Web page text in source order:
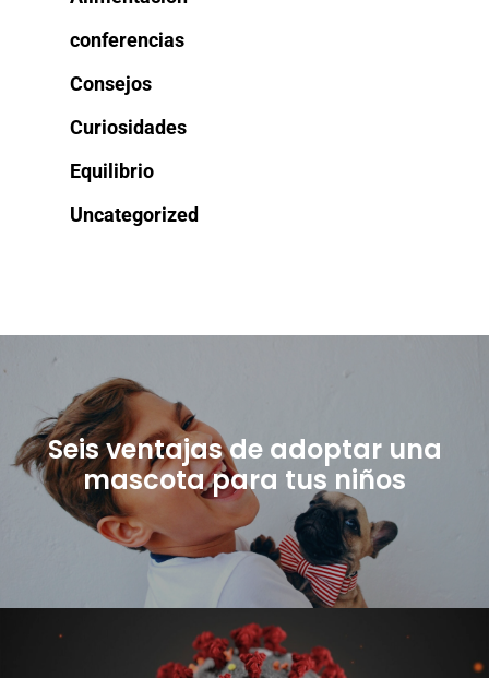
conferencias
Consejos
Curiosidades
Equilibrio
Uncategorized
Seis ventajas de adoptar una
mascota para tus niños